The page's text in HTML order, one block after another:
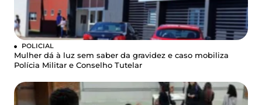
POLICIAL
Mulher dá à luz sem saber da gravidez e caso mobiliza
Polícia Militar e Conselho Tutelar